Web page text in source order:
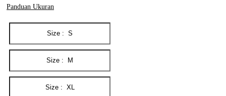
Panduan Ukuran